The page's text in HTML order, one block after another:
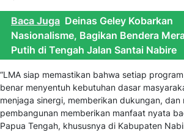
Baca Juga Deinas Geley Kobarkan
Nasionalisme, Bagikan Bendera
Putih di Tengah Jalan Santai Nabire
“LMA siap memastikan bahwa setiap
benar menyentuh kebutuhan dasar
menjaga sinergi, memberikan dukungan, dan
pembangunan memberikan manfaat nyata
Papua Tengah, khususnya di Kabupaten